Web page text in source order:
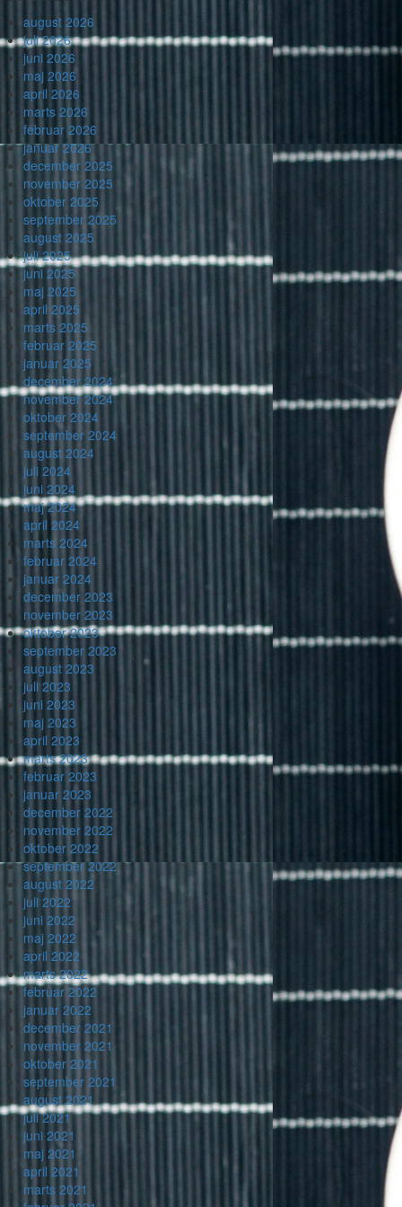
august 2026
juli 2026
juni 2026
maj 2026
april 2026
marts 2026
februar 2026
januar 2026
december 2025
november 2025
oktober 2025
september 2025
august 2025
juli 2025
juni 2025
maj 2025
april 2025
marts 2025
februar 2025
januar 2025
december 2024
november 2024
oktober 2024
september 2024
august 2024
juli 2024
juni 2024
maj 2024
april 2024
marts 2024
februar 2024
januar 2024
december 2023
november 2023
oktober 2023
september 2023
august 2023
juli 2023
juni 2023
maj 2023
april 2023
marts 2023
februar 2023
januar 2023
december 2022
november 2022
oktober 2022
september 2022
august 2022
juli 2022
juni 2022
maj 2022
april 2022
marts 2022
februar 2022
januar 2022
december 2021
november 2021
oktober 2021
september 2021
august 2021
juli 2021
juni 2021
maj 2021
april 2021
marts 2021